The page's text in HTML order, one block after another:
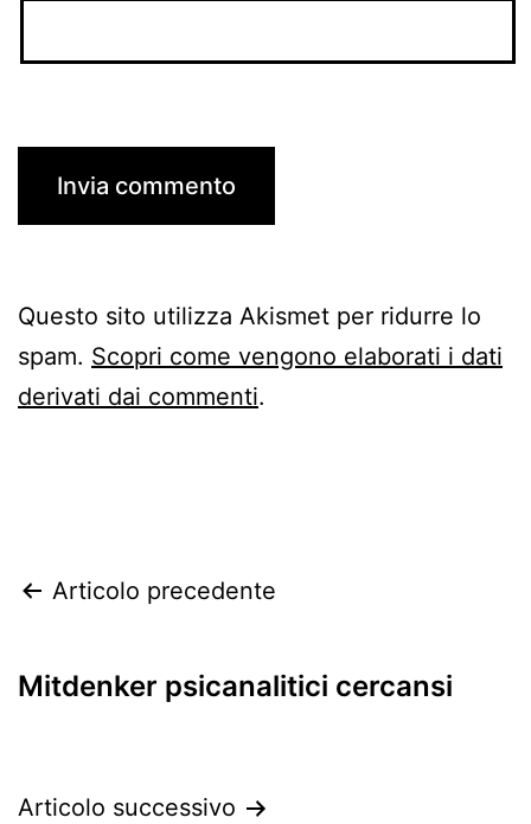
Questo sito utilizza Akismet per ridurre lo
spam. Scopri come vengono elaborati i dati
derivati dai commenti.
articoli
Articolo precedente
Mitdenker psicanalitici cercansi
Articolo successivo